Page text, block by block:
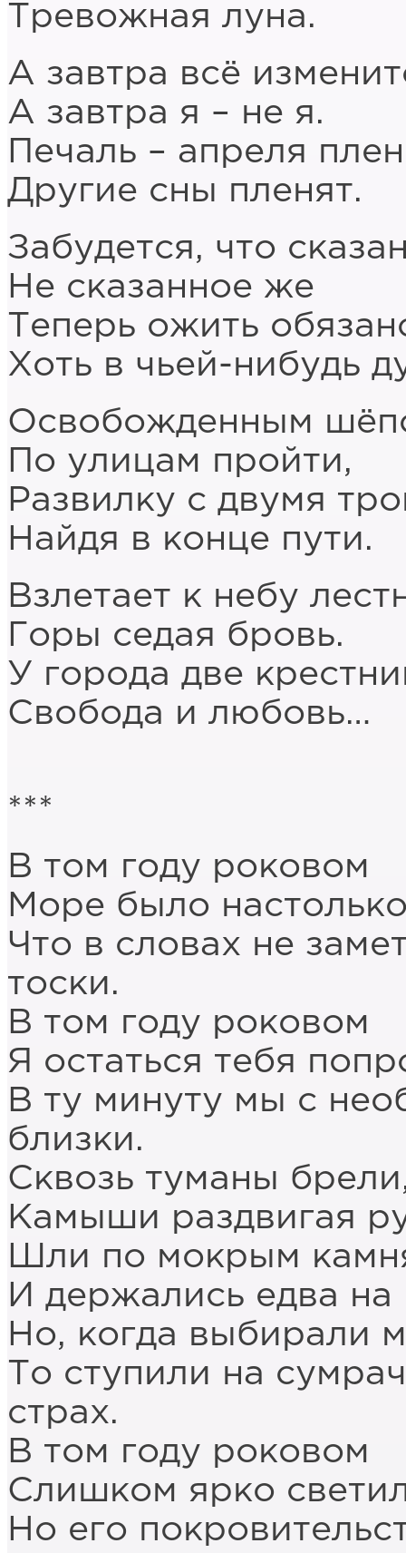
Тревожная луна.
А завтра всё
А завтра я – не я.
Печаль – апреля
Другие сны пленят.
Забудется, что
Не сказанное же
Теперь ожить
Хоть в чьей-нибудь
Освобожденным
По улицам пройти,
Развилку с двумя
Найдя в конце пути.
Взлетает к небу
Горы седая бровь.
У города две
Свобода и любовь…
***
В том году роковом
Море было
Что в словах не
тоски.
В том году роковом
Я остаться тебя
В ту минуту мы с
близки.
Сквозь туманы
Камыши раздвигая
Шли по мокрым
И держались едва на
Но, когда выбирали
То ступили на
страх.
В том году роковом
Слишком ярко
Но его